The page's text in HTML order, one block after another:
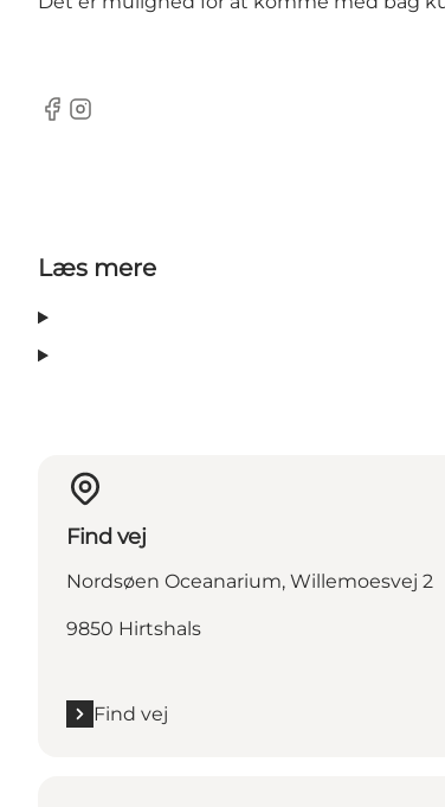
Facebook
Instagram
Læs mere
Find vej
Nordsøen Oceanarium, Willemoesvej 2
9850 Hirtshals
Find vej